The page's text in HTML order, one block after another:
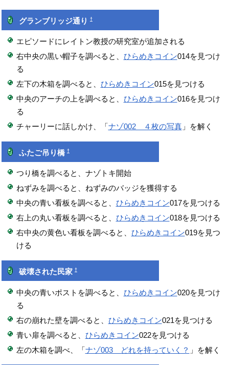
グランブリッジ通り †
エピソードにレイトン教授の研究室が追加される
右中央の黒い帽子を調べると、 ひらめきコイン014を見つけ
る
左下の木箱を調べると、 ひらめきコイン015を見つける
中央のアーチの上を調べると、 ひらめきコイン016を見つけ
る
チャーリーに話しかけ、「ナゾ002 ４枚の写真」を解く
ふたご吊り橋 †
つり橋を調べると、ナゾトキ開始
ねずみを調べると、ねずみのバッジを獲得する
中央の青い看板を調べると、 ひらめきコイン017を見つける
右上の丸い看板を調べると、 ひらめきコイン018を見つける
右中央の黄色い看板を調べると、 ひらめきコイン019を見つ
ける
破壊された民家 †
中央の青いポストを調べると、 ひらめきコイン020を見つけ
る
右の崩れた壁を調べると、 ひらめきコイン021を見つける
青い扉を調べると、 ひらめきコイン022を見つける
左の木箱を調べ、「ナゾ003 どれを持っていく？ 」を解く